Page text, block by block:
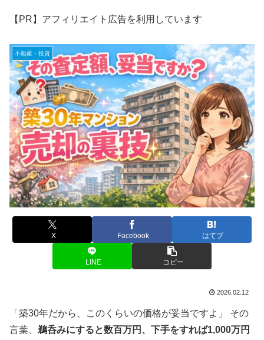
【PR】アフィリエイト広告を利用しています
不動産・投資
X Facebook はてブ
LINE コピー
2026.02.12
「築30年だから、このくらいの価格が妥当ですよ」 その
言葉、 鵜呑みにすると数百万円、下手をすれば1,000万円